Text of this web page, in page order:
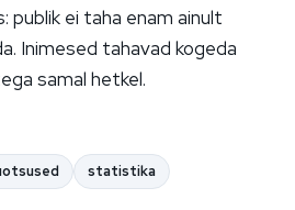
publik ei taha enam ainult
Inimesed tahavad kogeda
samal hetkel.
statistika